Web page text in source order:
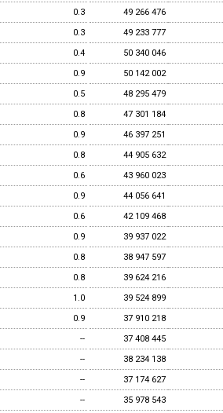
0.3
49 266 476
0.3
49 233 777
0.4
50 340 046
0.9
50 142 002
0.5
48 295 479
0.8
47 301 184
0.9
46 397 251
0.8
44 905 632
0.6
43 960 023
0.9
44 056 641
0.6
42 109 468
0.9
39 937 022
0.8
38 947 597
0.8
39 624 216
1.0
39 524 899
0.9
37 910 218
--
37 408 445
--
38 234 138
--
37 174 627
--
35 978 543